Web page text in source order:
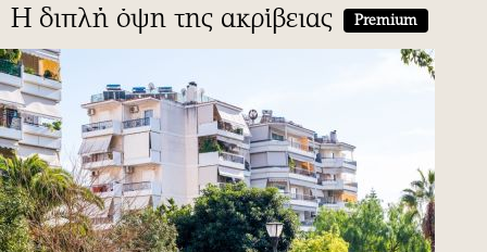
Η διπλή όψη της ακρίβειας Premium